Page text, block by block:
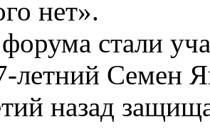
нет».
стали
летний Семен
назад